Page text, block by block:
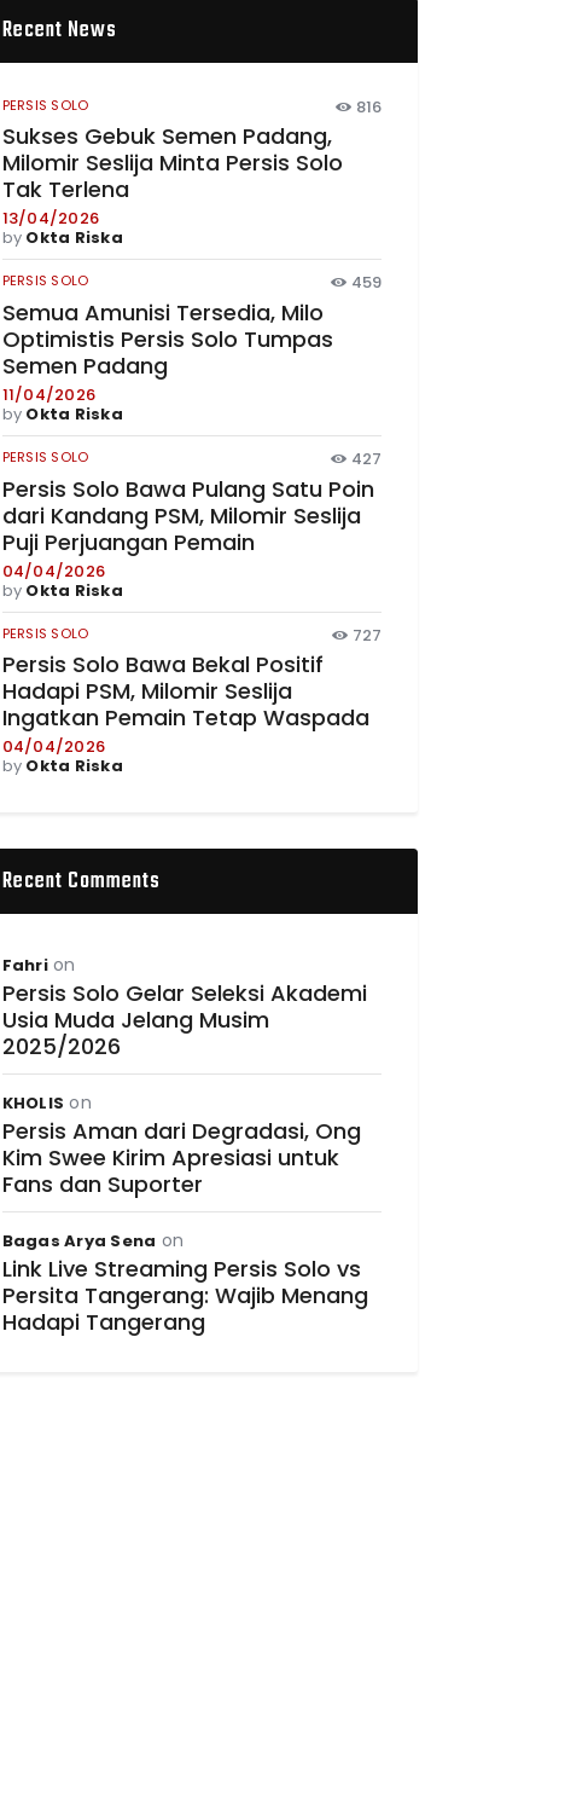
Recent News
PERSIS SOLO 816
Sukses Gebuk Semen Padang,
Milomir Seslija Minta Persis Solo
Tak Terlena
13/04/2026
by Okta Riska
PERSIS SOLO 459
Semua Amunisi Tersedia, Milo
Optimistis Persis Solo Tumpas
Semen Padang
11/04/2026
by Okta Riska
PERSIS SOLO 427
Persis Solo Bawa Pulang Satu Poin
dari Kandang PSM, Milomir Seslija
Puji Perjuangan Pemain
04/04/2026
by Okta Riska
PERSIS SOLO 727
Persis Solo Bawa Bekal Positif
Hadapi PSM, Milomir Seslija
Ingatkan Pemain Tetap Waspada
04/04/2026
by Okta Riska
Recent Comments
Fahrion
Persis Solo Gelar Seleksi Akademi
Usia Muda Jelang Musim
2025/2026
KHOLIS on
Persis Aman dari Degradasi, Ong
Kim Swee Kirim Apresiasi untuk
Fans dan Suporter
Bagas Arya Sena on
Link Live Streaming Persis Solo vs
Persita Tangerang: Wajib Menang
Hadapi Tangerang